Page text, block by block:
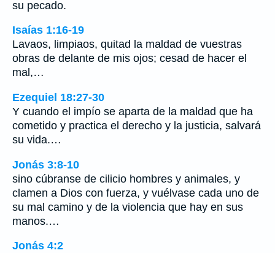
su pecado.
Isaías 1:16-19
Lavaos, limpiaos, quitad la maldad de vuestras
obras de delante de mis ojos; cesad de hacer el
mal,…
Ezequiel 18:27-30
Y cuando el impío se aparta de la maldad que ha
cometido y practica el derecho y la justicia, salvará
su vida.…
Jonás 3:8-10
sino cúbranse de cilicio hombres y animales, y
clamen a Dios con fuerza, y vuélvase cada uno de
su mal camino y de la violencia que hay en sus
manos.…
Jonás 4:2